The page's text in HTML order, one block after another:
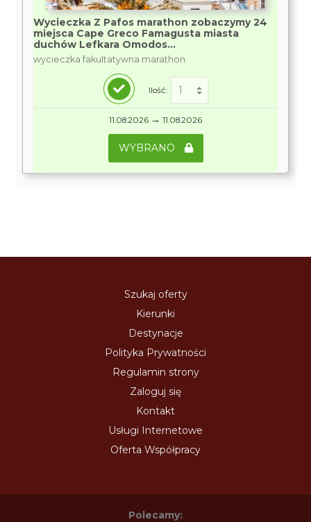
Wycieczka Z Pafos marathon zobaczymy 24
miejsca Cape Greco Famagusta miasta
duchów Lefkara Omodos...
wycieczka fakultatywna marathon
Ilość:
11.08.2026 → 11.08.2026
WYBRANO
Szukaj oferty
Kierunki
Destynacje
Polityka Prywatności
Regulamin strony
Zaloguj się
Kontakt
Usługi Internetowe
Oferta Współpracy
Polecamy: